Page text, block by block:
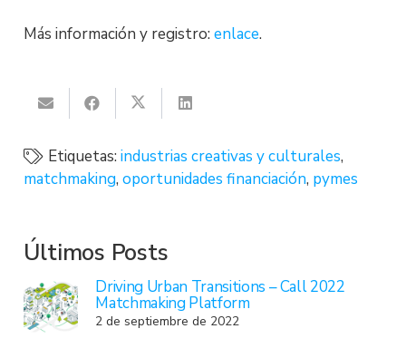
Más información y registro: enlace.
Etiquetas:industrias creativas y culturales,
matchmaking, oportunidades financiación, pymes
Últimos Posts
Driving Urban Transitions – Call 2022
Matchmaking Platform
2 de septiembre de 2022